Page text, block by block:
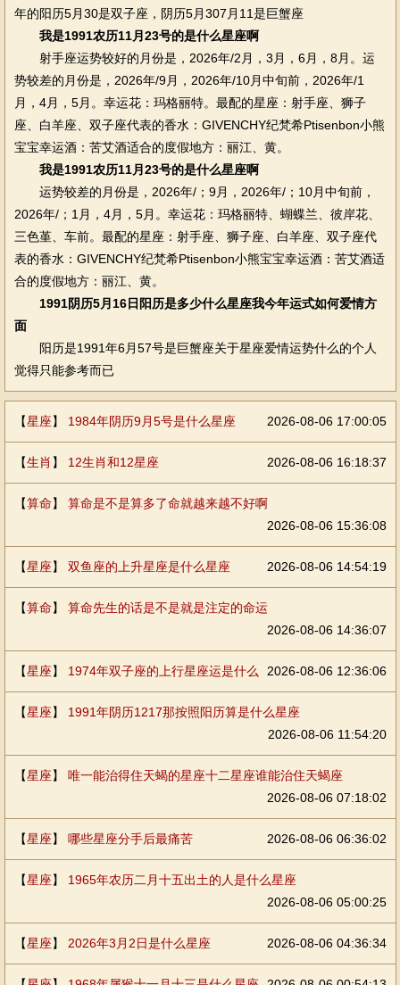
年的阳历5月30是双子座，阴历5月307月11是巨蟹座
我是1991农历11月23号的是什么星座啊
射手座运势较好的月份是，2026年/2月，3月，6月，8月。运
势较差的月份是，2026年/9月，2026年/10月中旬前，2026年/1
月，4月，5月。幸运花：玛格丽特。最配的星座：射手座、狮子
座、白羊座、双子座代表的香水：GIVENCHY纪梵希Ptisenbon小熊
宝宝幸运酒：苦艾酒适合的度假地方：丽江、黄。
我是1991农历11月23号的是什么星座啊
运势较差的月份是，2026年/；9月，2026年/；10月中旬前，
2026年/；1月，4月，5月。幸运花：玛格丽特、蝴蝶兰、彼岸花、
三色堇、车前。最配的星座：射手座、狮子座、白羊座、双子座代
表的香水：GIVENCHY纪梵希Ptisenbon小熊宝宝幸运酒：苦艾酒适
合的度假地方：丽江、黄。
1991阴历5月16日阳历是多少什么星座我今年运式如何爱情方
面
阳历是1991年6月57号是巨蟹座关于星座爱情运势什么的个人
觉得只能参考而已
【星座】 1984年阴历9月5号是什么星座 2026-08-06 17:00:05
【生肖 】 12生肖和12星座 2026-08-06 16:18:37
【算命】 算命是不是算多了命就越来越不好啊
2026-08-06 15:36:08
【星座】 双鱼座的上升星座是什么星座 2026-08-06 14:54:19
【算命】 算命先生的话是不是就是注定的命运
2026-08-06 14:36:07
【星座】 1974年双子座的上行星座运是什么 2026-08-06 12:36:06
【星座】 1991年阴历1217那按照阳历算是什么星座
2026-08-06 11:54:20
【星座】 唯一能治得住天蝎的星座十二星座谁能治住天蝎座
2026-08-06 07:18:02
【星座】 哪些星座分手后最痛苦 2026-08-06 06:36:02
【星座】 1965年农历二月十五出土的人是什么星座
2026-08-06 05:00:25
【星座】 2026年3月2日是什么星座 2026-08-06 04:36:34